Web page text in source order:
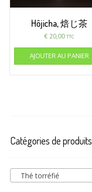
Hôjicha, 焙じ茶
€20,00 TTC
AJOUTER AU PANIER
Catégories de produits
Thé torréfié